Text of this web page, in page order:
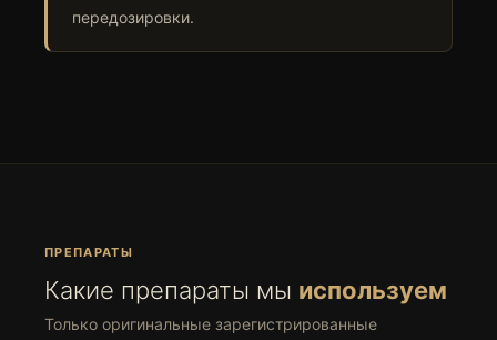
передозировки.
ПРЕПАРАТЫ
Какие препараты мы используем
Только оригинальные зарегистрированные